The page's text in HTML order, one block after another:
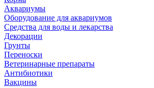
Аквариумы
Оборудование для аквариумов
Средства для воды и лекарства
Декорации
Грунты
Переноски
Ветеринарные препараты
Антибиотики
Вакцины